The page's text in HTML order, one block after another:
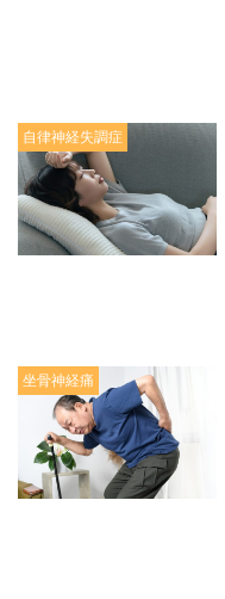
自律神経失調症
坐骨神経痛